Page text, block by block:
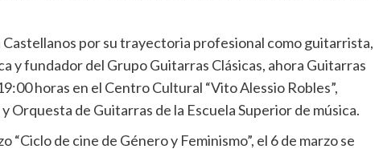
por su trayectoria profesional como guitarrista,
y fundador del Grupo Guitarras Clásicas, ahora Guitarras
horas en el Centro Cultural “Vito Alessio Robles”,
Orquesta de Guitarras de la Escuela Superior de música.
de cine de Género y Feminismo”, el 6 de marzo se